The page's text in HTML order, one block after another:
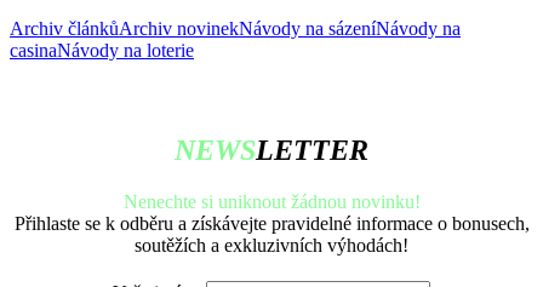
Archiv článkůArchiv novinekNávody na sázeníNávody na
casinaNávody na loterie
NEWSLETTER
Nenechte si uniknout žádnou novinku!
Přihlaste se k odběru a získávejte pravidelné informace o bonusech,
soutěžích a exkluzivních výhodách!